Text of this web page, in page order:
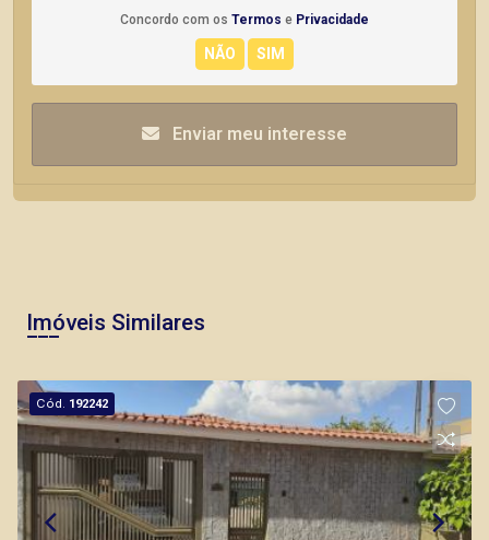
Concordo com os Termos e Privacidade
Enviar meu interesse
Imóveis Similares
Cód. 192242